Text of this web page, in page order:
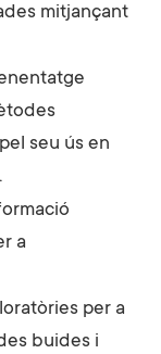
mitjançant
seu ús en
a
per a
buides i